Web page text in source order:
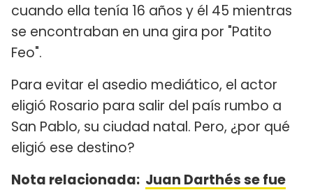
cuando ella tenía 16 años y él 45 mientras
se encontraban en una gira por "Patito
Feo".
Para evitar el asedio mediático, el actor
eligió Rosario para salir del país rumbo a
San Pablo, su ciudad natal. Pero, ¿por qué
eligió ese destino?
Nota relacionada: Juan Darthés se fue